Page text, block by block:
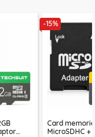
-15%
Card
MicroSDHC +